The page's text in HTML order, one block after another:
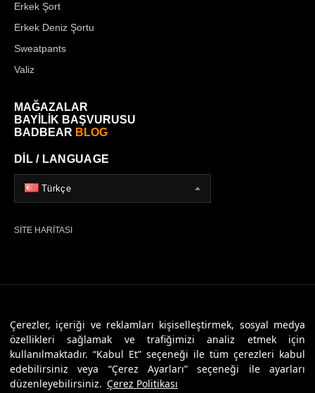
Çerezler, içeriği ve reklamları kişiselleştirmek, sosyal medya
özellikleri sağlamak ve trafiğimizi analiz etmek için
kullanılmaktadır. “Kabul Et” seçeneği ile tüm çerezleri kabul
edebilirsiniz veya “Çerez Ayarları” seçeneği ile ayarları
düzenleyebilirsiniz. Çerez Politikası
Erkek Şort
Erkek Deniz Şortu
Sweatpants
Valiz
MAĞAZALAR
BAYİLİK BAŞVURUSU
BADBEAR BLOG
DİL / LANGUAGE
Türkçe
SİTE HARİTASI